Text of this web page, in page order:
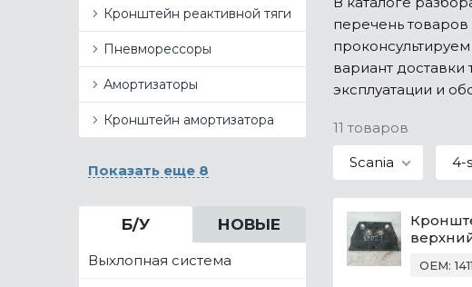
Кронштейн реактивной тяги
Пневморессоры
Амортизаторы
Кронштейн амортизатора
Показать еще 8
Б/У НОВЫЕ
Выхлопная система
перечень
вариант
эксплуатации и
11 товаров
Scania
4-
OEM: